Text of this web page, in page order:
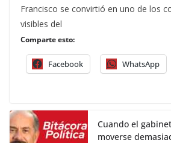
Francisco se convirtió en uno de los
visibles del
Comparte esto:
Facebook WhatsApp
Cuando el
moverse